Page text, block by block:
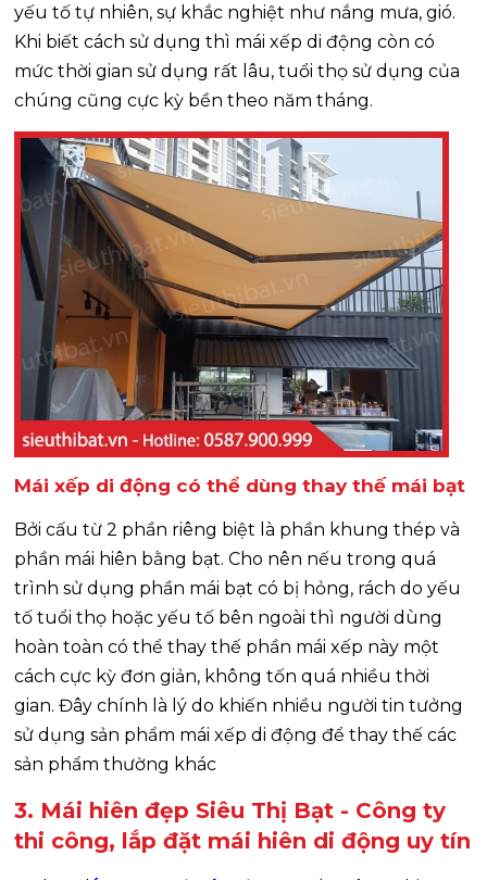
yếu tố tự nhiên, sự khắc nghiệt như nắng mưa, gió.
Khi biết cách sử dụng thì mái xếp di động còn có
mức thời gian sử dụng rất lâu, tuổi thọ sử dụng của
chúng cũng cực kỳ bền theo năm tháng.
Mái xếp di động có thể dùng thay thế mái bạt
Bởi cấu từ 2 phần riêng biệt là phần khung thép và
phần mái hiên bằng bạt. Cho nên nếu trong quá
trình sử dụng phần mái bạt có bị hỏng, rách do yếu
tố tuổi thọ hoặc yếu tố bên ngoài thì người dùng
hoàn toàn có thể thay thế phần mái xếp này một
cách cực kỳ đơn giản, không tốn quá nhiều thời
gian. Đây chính là lý do khiến nhiều người tin tưởng
sử dụng sản phẩm mái xếp di động để thay thế các
sản phẩm thường khác
3. Mái hiên đẹp Siêu Thị Bạt - Công ty
thi công, lắp đặt mái hiên di động uy tín